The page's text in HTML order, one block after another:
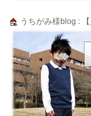
うちがみ様blog : 【